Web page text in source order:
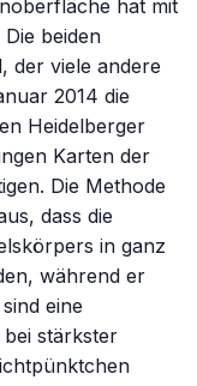
hat mit
beiden
der viele andere
2014 die
Heidelberger
Karten der
Die Methode
dass die
in ganz
während er
eine
bei stärkster